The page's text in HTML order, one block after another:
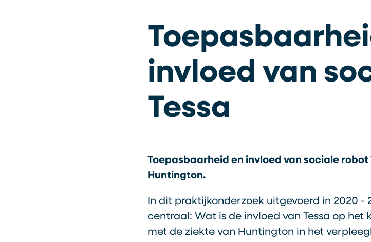
invloed van
Tessa
Toepasbaarheid en invloed van sociale robot
Huntington.
In dit praktijkonderzoek uitgevoerd in 2020 -
centraal: Wat is de invloed van Tessa op
met de ziekte van Huntington in het